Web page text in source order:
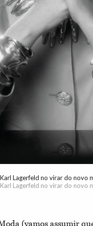
Lagerfeld no virar do novo
Lagerfeld no virar do novo
(vamos assumir